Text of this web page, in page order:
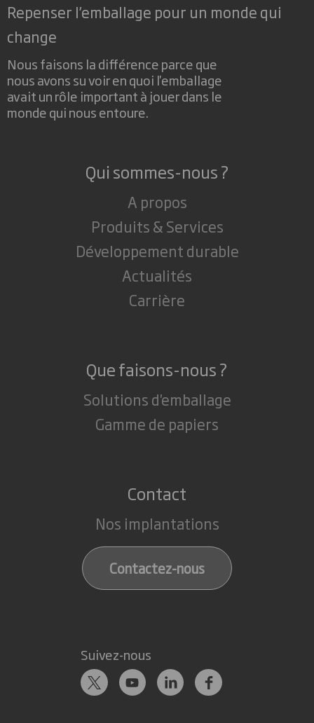
Repenser l’emballage pour un monde qui
change
Nous faisons la différence parce que
nous avons su voir en quoi l'emballage
avait un rôle important à jouer dans le
monde qui nous entoure.
Qui sommes-nous ?
A propos
Produits & Services
Développement durable
Actualités
Carrière
Que faisons-nous ?
Solutions d'emballage
Gamme de papiers
Contact
Nos implantations
Contactez-nous
Suivez-nous